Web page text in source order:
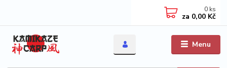
Menu
0 ks
za 0,00 Kč